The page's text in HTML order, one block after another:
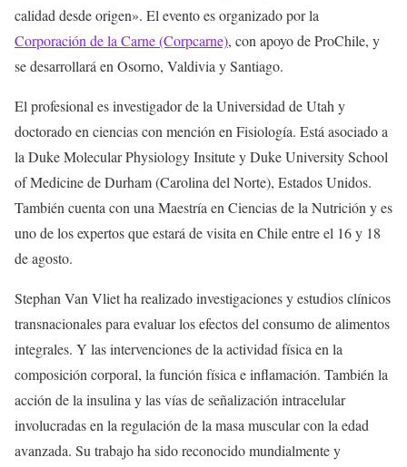
calidad desde origen». El evento es organizado por la
Corporación de la Carne (Corpcarne), con apoyo de ProChile, y
se desarrollará en Osorno, Valdivia y Santiago.
El profesional es investigador de la Universidad de Utah y
doctorado en ciencias con mención en Fisiología. Está asociado a
la Duke Molecular Physiology Insitute y Duke University School
of Medicine de Durham (Carolina del Norte), Estados Unidos.
También cuenta con una Maestría en Ciencias de la Nutrición y es
uno de los expertos que estará de visita en Chile entre el 16 y 18
de agosto.
Stephan Van Vliet ha realizado investigaciones y estudios clínicos
transnacionales para evaluar los efectos del consumo de alimentos
integrales. Y las intervenciones de la actividad física en la
composición corporal, la función física e inflamación. También la
acción de la insulina y las vías de señalización intracelular
involucradas en la regulación de la masa muscular con la edad
avanzada. Su trabajo ha sido reconocido mundialmente y